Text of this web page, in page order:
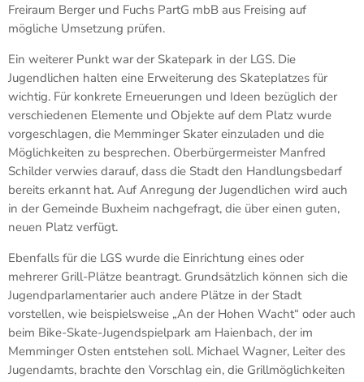
Freiraum Berger und Fuchs PartG mbB aus Freising auf
mögliche Umsetzung prüfen.
Ein weiterer Punkt war der Skatepark in der LGS. Die
Jugendlichen halten eine Erweiterung des Skateplatzes für
wichtig. Für konkrete Erneuerungen und Ideen bezüglich der
verschiedenen Elemente und Objekte auf dem Platz wurde
vorgeschlagen, die Memminger Skater einzuladen und die
Möglichkeiten zu besprechen. Oberbürgermeister Manfred
Schilder verwies darauf, dass die Stadt den Handlungsbedarf
bereits erkannt hat. Auf Anregung der Jugendlichen wird auch
in der Gemeinde Buxheim nachgefragt, die über einen guten,
neuen Platz verfügt.
Ebenfalls für die LGS wurde die Einrichtung eines oder
mehrerer Grill-Plätze beantragt. Grundsätzlich können sich die
Jugendparlamentarier auch andere Plätze in der Stadt
vorstellen, wie beispielsweise „An der Hohen Wacht“ oder auch
beim Bike-Skate-Jugendspielpark am Haienbach, der im
Memminger Osten entstehen soll. Michael Wagner, Leiter des
Jugendamts, brachte den Vorschlag ein, die Grillmöglichkeiten